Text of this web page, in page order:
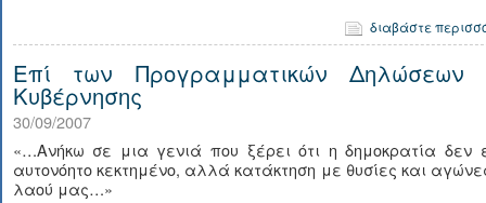
διαβάστε
Επί των Προγραμματικών Δηλώσεων
Κυβέρνησης
30/09/2007
«…Ανήκω σε μια γενιά που ξέρει ότι η δημοκρατία δεν
αυτονόητο κεκτημένο, αλλά κατάκτηση με θυσίες και
λαού μας…»